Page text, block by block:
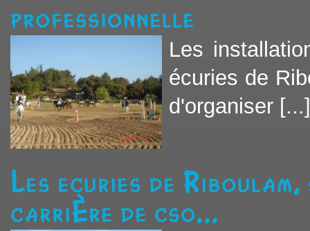
professionnelle
Les
écuries de
d'organiser [...]
Les ecuries de
carrière de cso...